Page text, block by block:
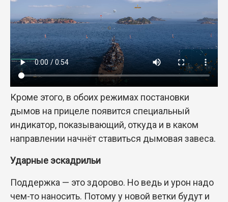
Кроме этого, в обоих режимах постановки
дымов на прицеле появится специальный
индикатор, показывающий, откуда и в каком
направлении начнёт ставиться дымовая завеса.
Ударные эскадрильи
Поддержка — это здорово. Но ведь и урон надо
чем-то наносить. Потому у новой ветки будут и